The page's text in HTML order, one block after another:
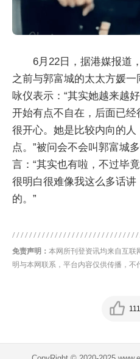
6月22日，据港媒报道
之前与郭富城的太太方媛
咏仪表示：“其实她越来越
开始有点不自在，后面已
很开心。她是比较内向的
点。”被问会不会叫郭富城
言：“其实也有啦，不过毕
很明白很难像我这么多话
的。”
免责声明： 本网所刊登资讯均来自互联
明与本网联系，平台内容仅供传播，不
111